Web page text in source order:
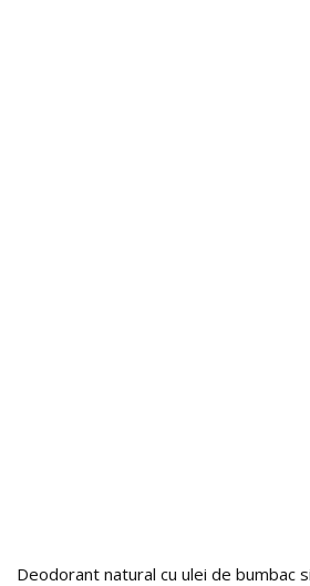
Deodorant natural cu ulei de bumbac